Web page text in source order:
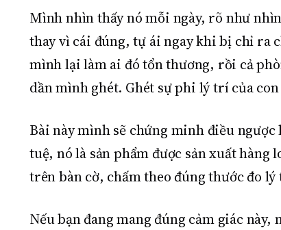
Mình nhìn thấy nó mỗi ngày, rõ như
thay vì cái đúng, tự ái ngay khi bị chỉ ra
mình lại làm ai đó tổn thương, rồi cả
dần mình ghét. Ghét sự phi lý trí của
Bài này mình sẽ chứng minh điều
tuệ, nó là sản phẩm được sản xuất
trên bàn cờ, chấm theo đúng thước đo
Nếu bạn đang mang đúng cảm giác